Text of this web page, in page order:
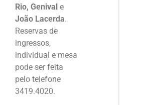
Rio, Genival e
João Lacerda.
Reservas de
ingressos,
individual e mesa
pode ser feita
pelo telefone
3419.4020.